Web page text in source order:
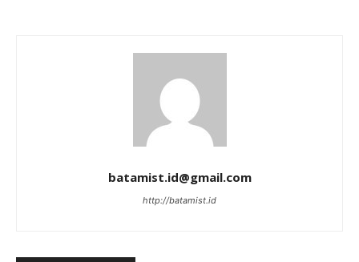
batamist.id@gmail.com
http://batamist.id